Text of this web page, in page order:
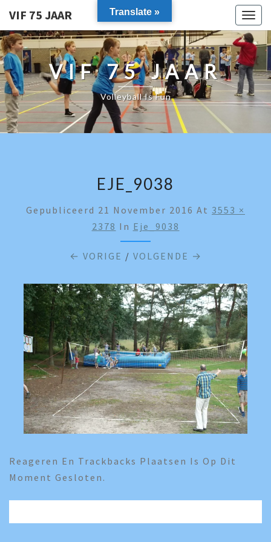
VIF 75 JAAR
VIF 75 JAAR
Volleyball Is Fun
EJE_9038
Gepubliceerd 21 November 2016 At 3553 ×
2378 In Eje_9038
← VORIGE / VOLGENDE →
Reageren En Trackbacks Plaatsen Is Op Dit
Moment Gesloten.
Translate »